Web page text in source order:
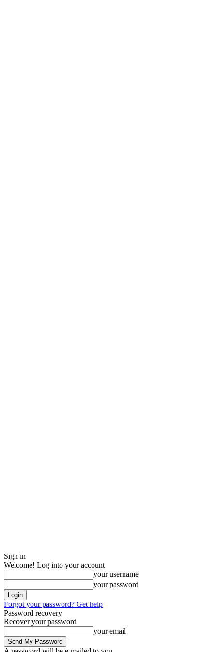
Sign in
Welcome! Log into your account
your username
your password
Forgot your password? Get help
Password recovery
Recover your password
your email